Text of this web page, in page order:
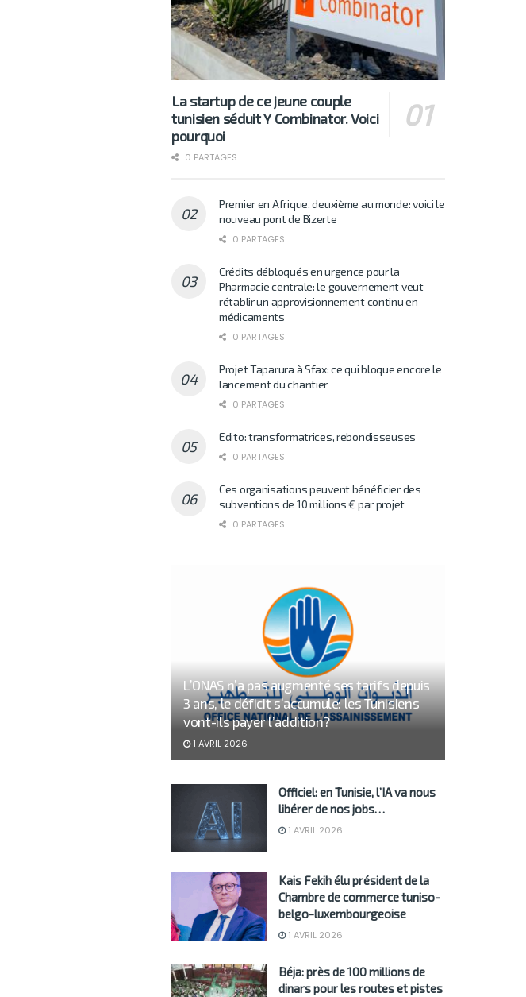
La startup de ce jeune couple
tunisien séduit Y Combinator. Voici
pourquoi
0 PARTAGES
Premier en Afrique, deuxième au monde: voici le
nouveau pont de Bizerte
0 PARTAGES
Crédits débloqués en urgence pour la
Pharmacie centrale: le gouvernement veut
rétablir un approvisionnement continu en
médicaments
0 PARTAGES
Projet Taparura à Sfax: ce qui bloque encore le
lancement du chantier
0 PARTAGES
Edito: transformatrices, rebondisseuses
0 PARTAGES
Ces organisations peuvent bénéficier des
subventions de 10 millions € par projet
0 PARTAGES
L’ONAS n’a pas augmenté ses tarifs depuis
3 ans, le déficit s’accumule: les Tunisiens
vont-ils payer l’addition?
1 AVRIL 2026
Officiel: en Tunisie, l’IA va nous
libérer de nos jobs…
1 AVRIL 2026
Kais Fekih élu président de la
Chambre de commerce tuniso-
belgo-luxembourgeoise
1 AVRIL 2026
Béja: près de 100 millions de
dinars pour les routes et pistes